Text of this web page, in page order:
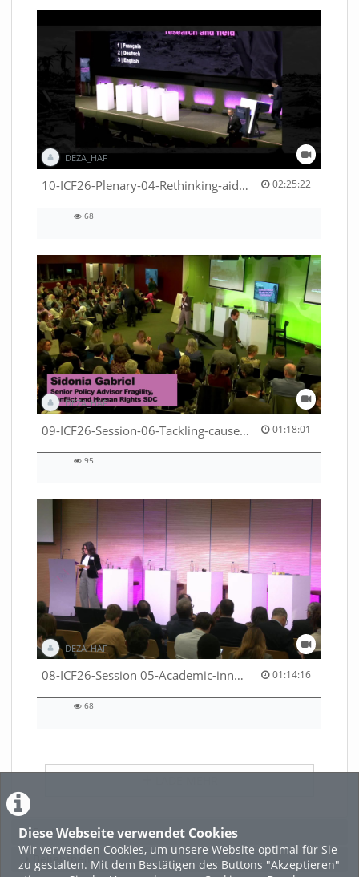
Diese Webseite verwendet Cookies
Wir verwenden Cookies, um unsere Website optimal für Sie
zu gestalten. Mit dem Bestätigen des Buttons "Akzeptieren"
DEZA_HAF
10-ICF26-Plenary-04-Rethinking-aid-deliveries-for-greater-impact-with-existing-resources-53529531710001791 02:25:22
02:25:22 duration
68
DEZA_HAF
09-ICF26-Session-06-Tackling-causes-of-crises-not-symptoms-53529531690001791 01:18:01
01:18:01 duration
95
DEZA_HAF
08-ICF26-Session 05-Academic-innovation-meets-international-cooperation-53529531670001791 01:14:16
01:14:16 duration
68
Featured
Beliebtheit